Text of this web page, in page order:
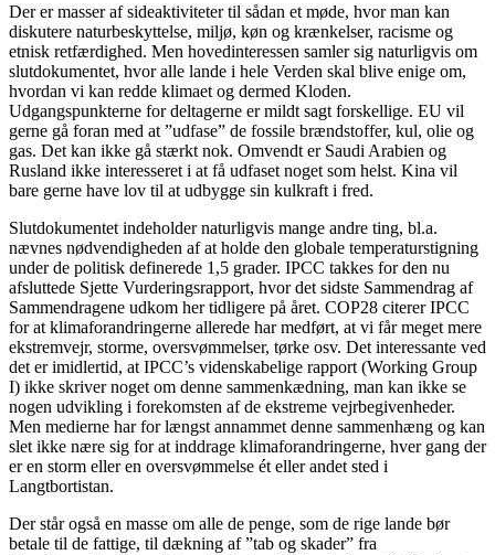
Der er masser af sideaktiviteter til sådan et møde, hvor man kan
diskutere naturbeskyttelse, miljø, køn og krænkelser, racisme og
etnisk retfærdighed. Men hovedinteressen samler sig naturligvis om
slutdokumentet, hvor alle lande i hele Verden skal blive enige om,
hvordan vi kan redde klimaet og dermed Kloden.
Udgangspunkterne for deltagerne er mildt sagt forskellige. EU vil
gerne gå foran med at ”udfase” de fossile brændstoffer, kul, olie og
gas. Det kan ikke gå stærkt nok. Omvendt er Saudi Arabien og
Rusland ikke interesseret i at få udfaset noget som helst. Kina vil
bare gerne have lov til at udbygge sin kulkraft i fred.
Slutdokumentet indeholder naturligvis mange andre ting, bl.a.
nævnes nødvendigheden af at holde den globale temperaturstigning
under de politisk definerede 1,5 grader. IPCC takkes for den nu
afsluttede Sjette Vurderingsrapport, hvor det sidste Sammendrag af
Sammendragene udkom her tidligere på året. COP28 citerer IPCC
for at klimaforandringerne allerede har medført, at vi får meget mere
ekstremvejr, storme, oversvømmelser, tørke osv. Det interessante ved
det er imidlertid, at IPCC’s videnskabelige rapport (Working Group
I) ikke skriver noget om denne sammenkædning, man kan ikke se
nogen udvikling i forekomsten af de ekstreme vejrbegivenheder.
Men medierne har for længst annammet denne sammenhæng og kan
slet ikke nære sig for at inddrage klimaforandringerne, hver gang der
er en storm eller en oversvømmelse ét eller andet sted i
Langtbortistan.
Der står også en masse om alle de penge, som de rige lande bør
betale til de fattige, til dækning af ”tab og skader” fra